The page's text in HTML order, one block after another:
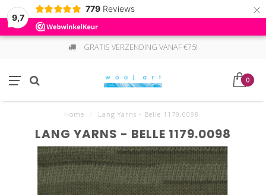
9,7
779 Reviews ×
GRATIS VERZENDING VANAF €75!
0
Home Lang Yarns - Belle 1179.0098
LANG YARNS - BELLE 1179.0098